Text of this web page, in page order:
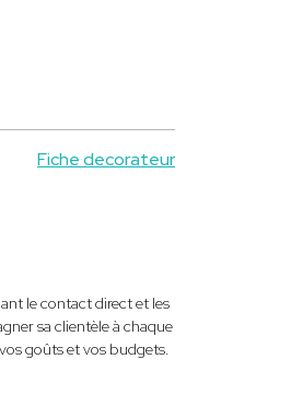
Fiche decorateur
le contact direct et les
sa clientèle à chaque
goûts et vos budgets.